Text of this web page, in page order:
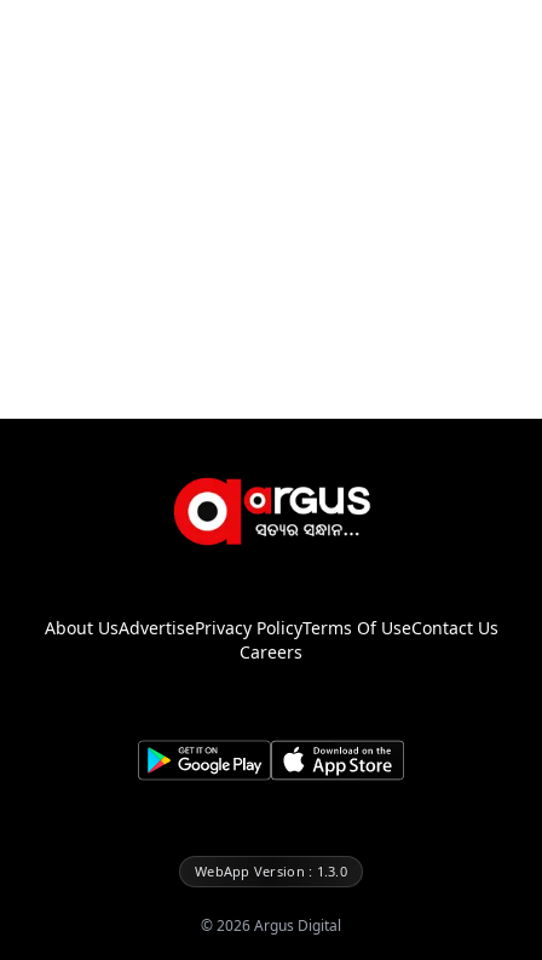
About UsAdvertisePrivacy PolicyTerms Of UseContact Us
Careers
WebApp Version : 1.3.0
©2026Argus Digital